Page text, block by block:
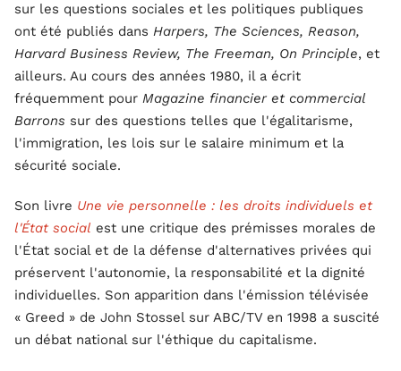
sur les questions sociales et les politiques publiques
ont été publiés dans Harpers, The Sciences, Reason,
Harvard Business Review, The Freeman, On Principle, et
ailleurs. Au cours des années 1980, il a écrit
fréquemment pour Magazine financier et commercial
Barrons sur des questions telles que l'égalitarisme,
l'immigration, les lois sur le salaire minimum et la
sécurité sociale.
Son livre Une vie personnelle : les droits individuels et
l'État social est une critique des prémisses morales de
l'État social et de la défense d'alternatives privées qui
préservent l'autonomie, la responsabilité et la dignité
individuelles. Son apparition dans l'émission télévisée
« Greed » de John Stossel sur ABC/TV en 1998 a suscité
un débat national sur l'éthique du capitalisme.